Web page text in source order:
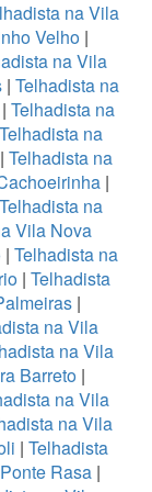
na Vila
Velho|
na Vila
| Telhadista na
| Telhadista na
Telhadista na
| Telhadista na
|
Telhadista na
Vila Nova
| Telhadista na
| Telhadista
|
na Vila
na Vila
Barreto |
na Vila
na Vila
| Telhadista
Rasa|